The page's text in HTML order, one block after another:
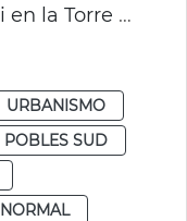
Asfaltado calles Sant Jordi en la Torre València
URBANISMO
POBLES SUD
NORMAL